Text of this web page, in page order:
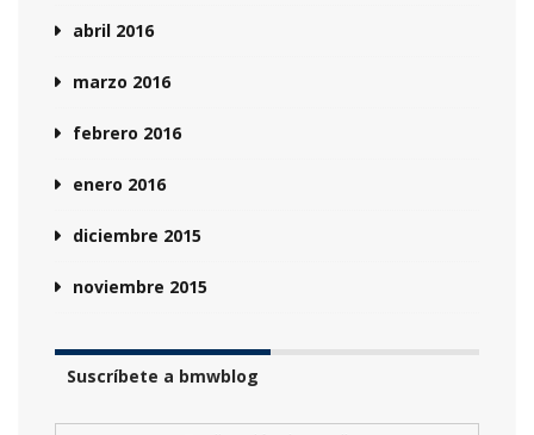
abril 2016
marzo 2016
febrero 2016
enero 2016
diciembre 2015
noviembre 2015
Suscríbete a bmwblog